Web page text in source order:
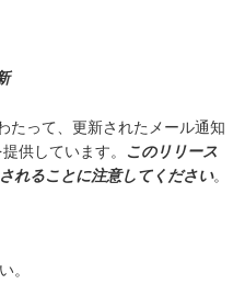
たって、更新されたメール通知
供しています。
このリリース
れることに注意してください。
。